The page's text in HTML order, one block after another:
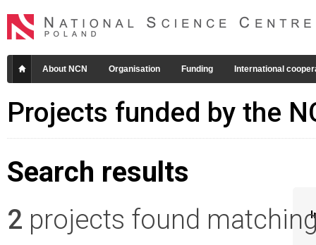
About NCN Organisation Funding International
Projects funded by the
Search results
2 projects found